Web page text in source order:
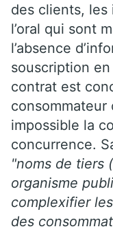
des clients, les
l’oral qui sont
l’absence
souscription
contrat est
impossible la
concurrence.
"noms de tiers
organisme
complexifier
des